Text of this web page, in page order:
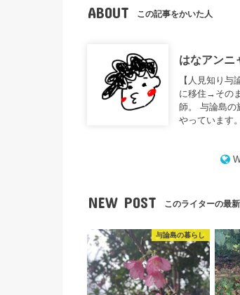
ABOUT この記事をかいた人
はなアンニ
【人見知り
に移住→その
師。 与論島の
やっています。
NEW POST このライターの最
与論島の暮らし